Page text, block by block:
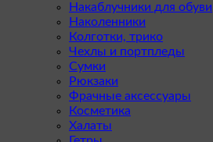
Накаблучники для обуви
Наколенники
Колготки, трико
Чехлы и портпледы
Сумки
Рюкзаки
Фрачные аксессуары
Косметика
Халаты